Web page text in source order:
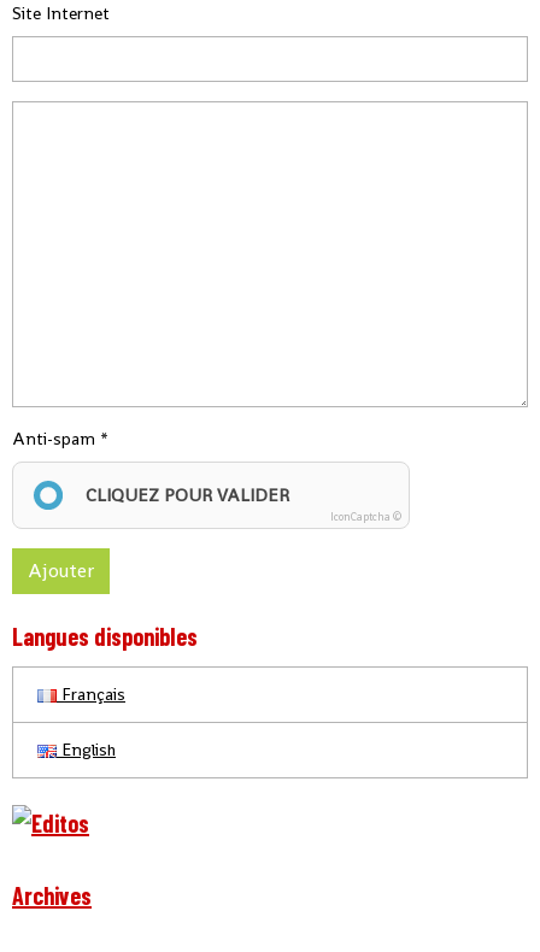
Site Internet
Anti-spam
CLIQUEZ POUR VALIDER
IconCaptcha ©
Ajouter
Langues disponibles
Français
English
Archives